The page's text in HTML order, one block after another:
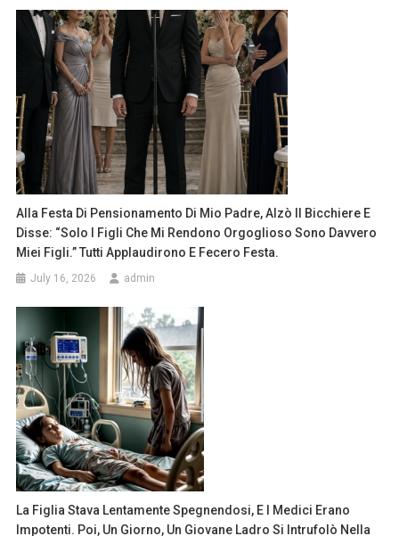
Alla Festa Di Pensionamento Di Mio Padre, Alzò Il Bicchiere E
Disse: “Solo I Figli Che Mi Rendono Orgoglioso Sono Davvero
Miei Figli.” Tutti Applaudirono E Fecero Festa.
July 16, 2026 admin
La Figlia Stava Lentamente Spegnendosi, E I Medici Erano
Impotenti. Poi, Un Giorno, Un Giovane Ladro Si Intrufolò Nella